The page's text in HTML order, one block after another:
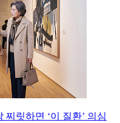
릿하면 ‘이 질환’ 의심